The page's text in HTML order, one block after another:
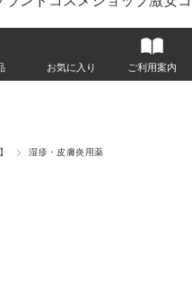
お気に入り ご利用案内
湿疹・皮膚炎用薬